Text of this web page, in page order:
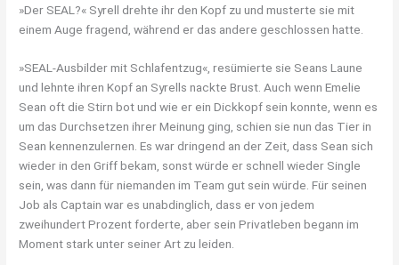
»Der SEAL?« Syrell drehte ihr den Kopf zu und musterte sie mit
einem Auge fragend, während er das andere geschlossen hatte.
»SEAL-Ausbilder mit Schlafentzug«, resümierte sie Seans Laune
und lehnte ihren Kopf an Syrells nackte Brust. Auch wenn Emelie
Sean oft die Stirn bot und wie er ein Dickkopf sein konnte, wenn es
um das Durchsetzen ihrer Meinung ging, schien sie nun das Tier in
Sean kennenzulernen. Es war dringend an der Zeit, dass Sean sich
wieder in den Griff bekam, sonst würde er schnell wieder Single
sein, was dann für niemanden im Team gut sein würde. Für seinen
Job als Captain war es unabdinglich, dass er von jedem
zweihundert Prozent forderte, aber sein Privatleben begann im
Moment stark unter seiner Art zu leiden.